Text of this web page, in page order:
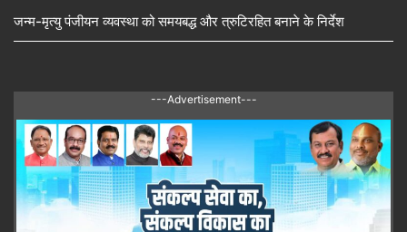
जन्म-मृत्यु पंजीयन व्यवस्था को समयबद्ध और त्रुटिरहित बनाने के निर्देश
---Advertisement---